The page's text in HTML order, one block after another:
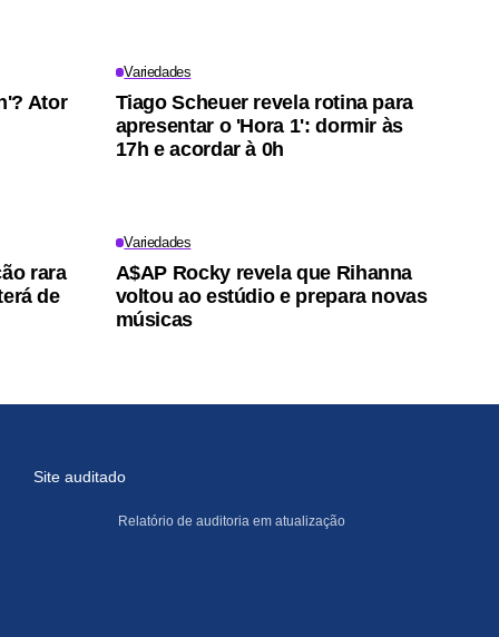
Ator
Variedades
Tiago Scheuer revela rotina para
apresentar o 'Hora 1': dormir às
17h e acordar à 0h
rara
de
Variedades
A$AP Rocky revela que Rihanna
voltou ao estúdio e prepara novas
músicas
Site auditado
Relatório de auditoria em atualização